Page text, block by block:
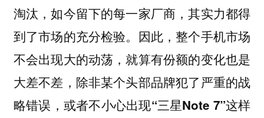
淘汰，如今留下的每一家厂商，其实力都得
到了市场的充分检验。因此，整个手机市场
不会出现大的动荡，就算有份额的变化也是
大差不差，除非某个头部品牌犯了严重的战
略错误，或者不小心出现“三星Note 7”这样